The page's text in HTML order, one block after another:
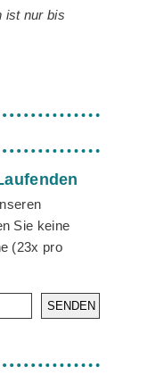
ist nur bis
Sie keine
(23x pro
SENDEN